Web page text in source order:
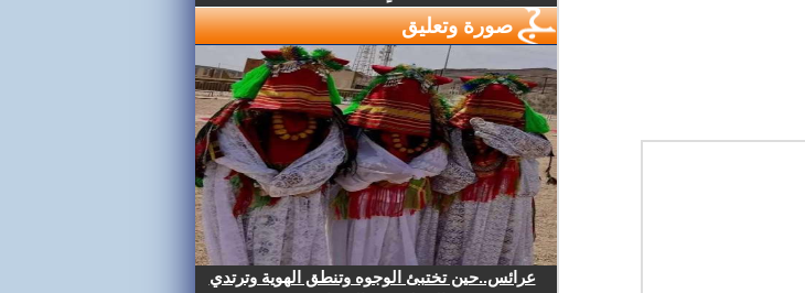
صورة وتعليق
عرائس..حين تختبئ الوجوه وتنطق الهوية وترتدي